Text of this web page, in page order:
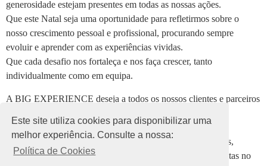
Este site utiliza cookies para disponibilizar uma
melhor experiência. Consulte a nossa:
Política de Cookies
generosidade estejam presentes em todas as nossas ações.
Que este Natal seja uma oportunidade para refletirmos sobre o
nosso crescimento pessoal e profissional, procurando sempre
evoluir e aprender com as experiências vividas.
Que cada desafio nos fortaleça e nos faça crescer, tanto
individualmente como em equipa.
A BIG EXPERIENCE deseja a todos os nossos clientes e parceiros
desenhar o caminho em conjunto!
Que possamos continuar a compartilhar momentos especiais,
construir laços ainda mais fortes e alcançar grandes conquistas no